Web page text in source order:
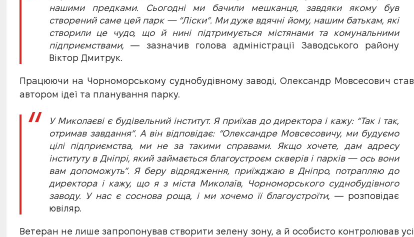
нашими предками. Сьогодні ми бачили мешканця, завдяки якому був
створений саме цей парк — “Ліски”. Ми дуже вдячні йому, нашим батькам, які
створили це чудо, що й нині підтримується містянами та комунальними
підприємствами, — зазначив голова адміністрації Заводського району
Віктор Дмитрук.
Працюючи на Чорноморському суднобудівному заводі, Олександр Мовсесович став
автором ідеї та планування парку.
У Миколаєві є будівельний інститут. Я приїхав до директора і кажу: “Так і так,
отримав завдання”. А він відповідає: “Олександре Мовсесовичу, ми будуємо
цілі підприємства, ми не за такими справами. Якщо хочете, дам адресу
інституту в Дніпрі, який займається благоустроєм скверів і парків — ось вони
вам допоможуть”. Я беру відрядження, приїжджаю в Дніпро, потрапляю до
директора і кажу, що я з міста Миколаїв, Чорноморського суднобудівного
заводу. У нас є соснова роща, і ми хочемо її благоустроїти, — розповідає
ювіляр.
Ветеран не лише запропонував створити зелену зону, а й особисто контролював усі